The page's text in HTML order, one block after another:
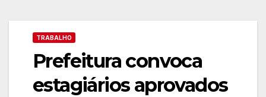
TRABALHO
Prefeitura convoca
estagiários aprovados